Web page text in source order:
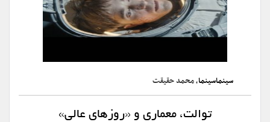
سینماسینما، محمد حقیقت
توالت، معماری و «روزهای عالی»